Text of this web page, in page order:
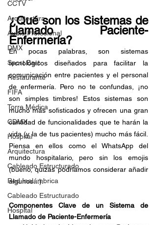
CCTV
Arquitectura
Audio Profesional
DMX
Sport Bart
Restaurante
FIFA
Torre Médica
CDMX
Hospital
Arquitectura
Cableado Estructurado
Red Inalámbrica
Cableado Estructurado
Hospital
¿Qué son los Sistemas de
Llamado Paciente-
Enfermería?
En pocas palabras, son sistemas
tecnológicos diseñados para facilitar la
comunicación entre pacientes y el personal
de enfermería. Pero no te confundas, ¡no
son simples timbres! Estos sistemas son
mucho más sofisticados y ofrecen una gran
cantidad de funcionalidades que te harán la
vida (y la de tus pacientes) mucho más fácil.
Piensa en ellos como el WhatsApp del
mundo hospitalario, pero sin los emojis
(bueno, quizás podríamos considerar añadir
algunos...).
Componentes Clave de un Sistema de
Llamado de Paciente-Enfermería